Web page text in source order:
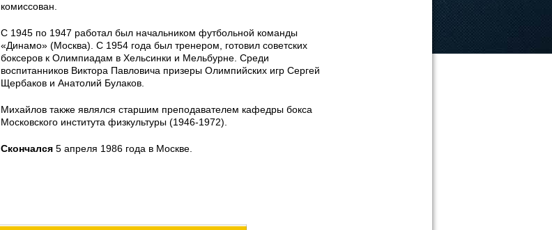
комиссован.
С 1945 по 1947 работал был начальником футбольной команды
«Динамо» (Москва). С 1954 года был тренером, готовил советских
боксеров к Олимпиадам в Хельсинки и Мельбурне. Среди
воспитанников Виктора Павловича призеры Олимпийских игр Сергей
Щербаков и Анатолий Булаков.
Михайлов также являлся старшим преподавателем кафедры бокса
Московского института физкультуры (1946-1972).
Скончался 5 апреля 1986 года в Москве.